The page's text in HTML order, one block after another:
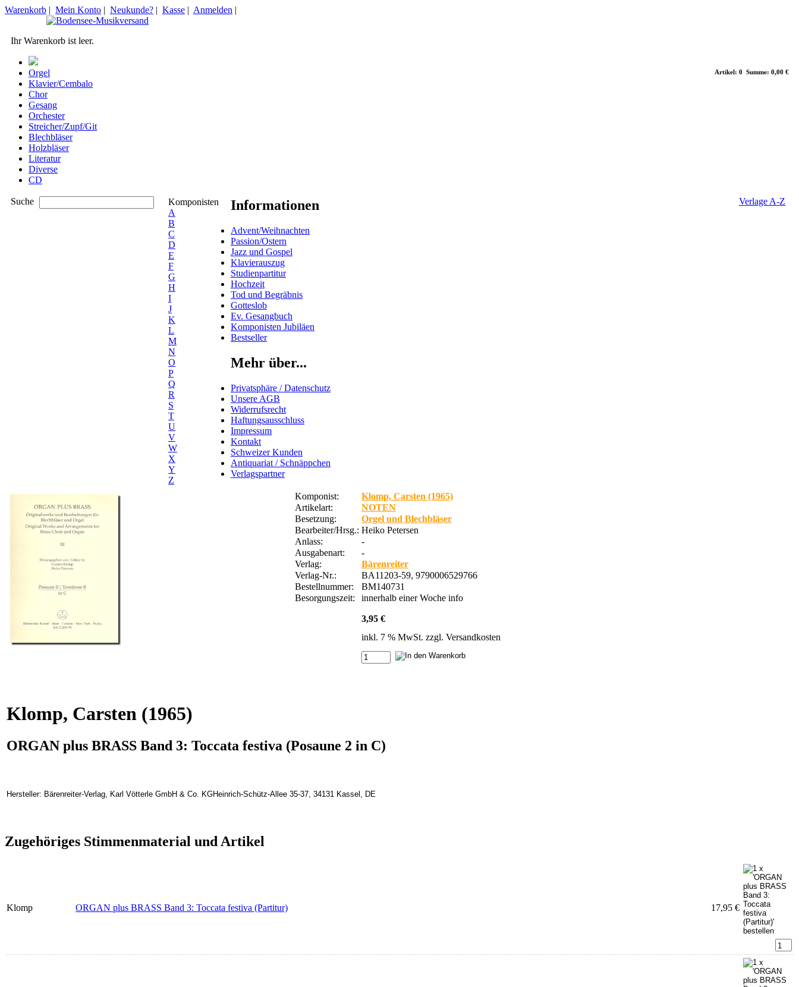
Artikel: 0 Summe: 0,00 €
Warenkorb | Mein Konto | Neukunde? | Kasse | Anmelden |
Ihr Warenkorb ist leer.
Orgel
Klavier/Cembalo
Chor
Gesang
Orchester
Streicher/Zupf/Git
Blechbläser
Holzbläser
Literatur
Diverse
CD
Suche
Komponisten
A
B
C
D
E
F
G
H
I
J
K
L
M
N
O
P
Q
R
S
T
U
V
W
X
Y
Z
Verlage A-Z
Informationen
Advent/Weihnachten
Passion/Ostern
Jazz und Gospel
Klavierauszug
Studienpartitur
Hochzeit
Tod und Begräbnis
Gotteslob
Ev. Gesangbuch
Komponisten Jubiläen
Bestseller
Mehr über...
Privatsphäre / Datenschutz
Unsere AGB
Widerrufsrecht
Haftungsausschluss
Impressum
Kontakt
Schweizer Kunden
Antiquariat / Schnäppchen
Verlagspartner
Komponist:
Klomp, Carsten (1965)
Artikelart:
NOTEN
Besetzung:
Orgel und Blechbläser
Bearbeiter/Hrsg.: Heiko Petersen
Anlass:
-
Ausgabenart:
-
Verlag:
Bärenreiter
Verlag-Nr.:
BA11203-59, 9790006529766
Bestellnummer:
BM140731
Besorgungszeit:
innerhalb einer Woche info
3,95 €
inkl. 7 % MwSt. zzgl. Versandkosten
Klomp, Carsten (1965)
ORGAN plus BRASS Band 3: Toccata festiva (Posaune 2 in C)
Hersteller: Bärenreiter-Verlag, Karl Vötterle GmbH & Co. KGHeinrich-Schütz-Allee 35-37, 34131 Kassel, DE
Zugehöriges Stimmenmaterial und Artikel
Klomp ORGAN plus BRASS Band 3: Toccata festiva (Partitur) 17,95 €